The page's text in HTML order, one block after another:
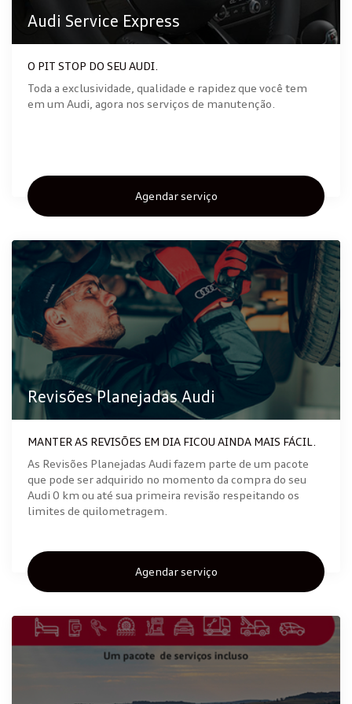
Audi Service Express
O PIT STOP DO SEU AUDI.
Toda a exclusividade, qualidade e rapidez que você tem
em um Audi, agora nos serviços de manutenção.
Agendar serviço
Revisões Planejadas Audi
MANTER AS REVISÕES EM DIA FICOU AINDA MAIS FÁCIL.
As Revisões Planejadas Audi fazem parte de um pacote
que pode ser adquirido no momento da compra do seu
Audi 0 km ou até sua primeira revisão respeitando os
limites de quilometragem.
Agendar serviço